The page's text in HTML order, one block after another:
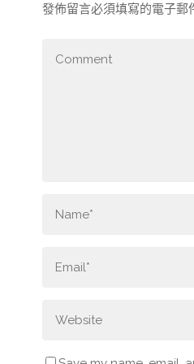
發佈留言必須填寫的電子郵